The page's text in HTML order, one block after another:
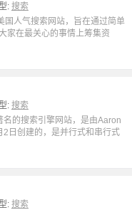
: 搜索
国人气搜索网站，旨在通过简单
家在最关心的事情上筹集资
: 搜索
名的搜索引擎网站，是由Aaron
2日创建的，是并行式和串行式
: 搜索